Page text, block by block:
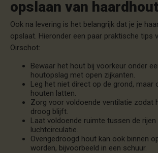
opslaan van
Ook na levering is het belangrijk dat je je
opslaat. Hieronder een paar praktische tips
Oirschot:
Bewaar het hout bij voorkeur onder
houtopslag met open zijkanten.
Leg het niet direct op de grond, maar
houten latten.
Zorg voor voldoende ventilatie zodat
droog blijft.
Laat voldoende ruimte tussen de
luchtcirculatie.
Ovengedroogd hout kan ook binnen
worden, bijvoorbeeld in een schuur.